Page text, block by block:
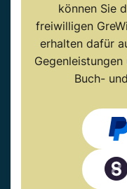
können Sie
freiwilligen
erhalten dafür
Buch-